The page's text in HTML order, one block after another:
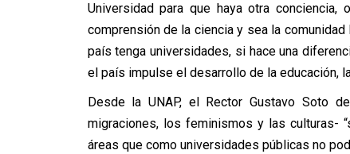
Universidad para que haya otra
comprensión de la ciencia y sea la
país tenga universidades, si hace una
el país impulse el desarrollo de la educación,
Desde la UNAP, el Rector Gustavo Soto
migraciones, los feminismos y las culturas-
áreas que como universidades públicas no